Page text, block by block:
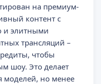
на премиум-
контент с
и элитными
трансляций –
чтобы
шоу. Это делает
моделей, но менее